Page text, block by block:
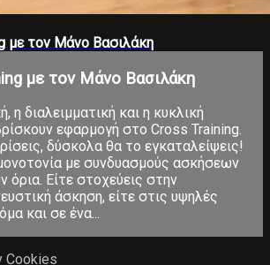
με τον Μάνο Βασιλάκη
με τον Μάνο Βασιλάκη
η διαλειμματική και η κυκλική
εφαρμογή στο Cross Training.
δύσκολα θα το εγκαταλείψεις!
με συνδυασμούς ασκήσεων
όρια. Είτε στοχεύεις στην
άσκηση, είτε στις υψηλές
και σε ένα...
Cookies